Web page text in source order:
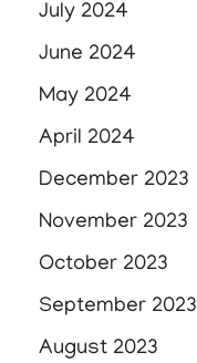
July 2024
June 2024
May 2024
April 2024
December 2023
November 2023
October 2023
September 2023
August 2023